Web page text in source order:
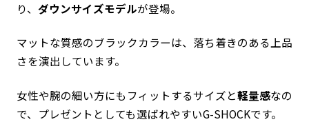
り、 ダウンサイズモデルが登場。
マットな質感のブラックカラーは、落ち着きのある上品
さを演出しています。
女性や腕の細い方にもフィットするサイズと軽量感なの
で、プレゼントとしても選ばれやすいG-SHOCKです。